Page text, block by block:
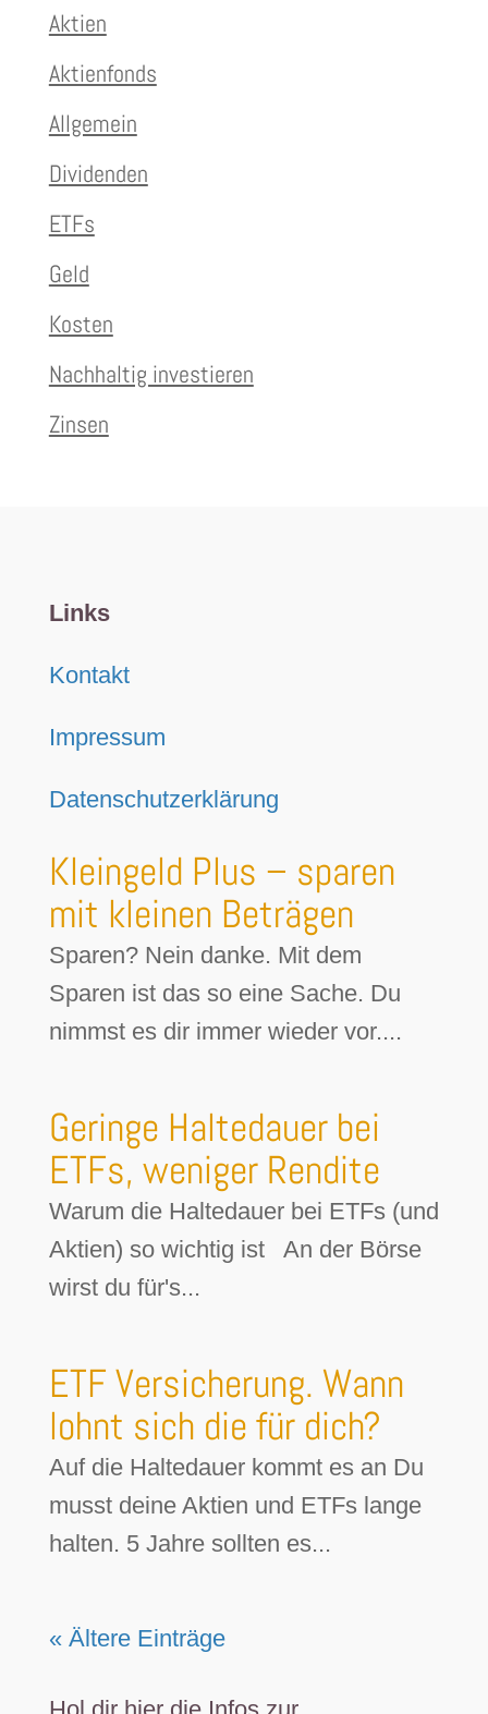
Aktien
Aktienfonds
Allgemein
Dividenden
ETFs
Geld
Kosten
Nachhaltig investieren
Zinsen
Links
Kontakt
Impressum
Datenschutzerklärung
Kleingeld Plus – sparen
mit kleinen Beträgen
Sparen? Nein danke. Mit dem
Sparen ist das so eine Sache. Du
nimmst es dir immer wieder vor....
Geringe Haltedauer bei
ETFs, weniger Rendite
Warum die Haltedauer bei ETFs (und
Aktien) so wichtig ist An der Börse
wirst du für's...
ETF Versicherung. Wann
lohnt sich die für dich?
Auf die Haltedauer kommt es an Du
musst deine Aktien und ETFs lange
halten. 5 Jahre sollten es...
« Ältere Einträge